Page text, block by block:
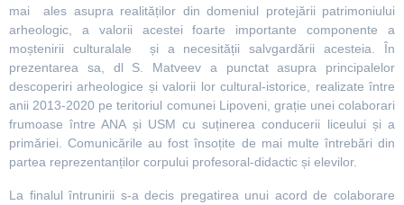
mai ales asupra realităților din domeniul protejării patrimoniului
arheologic, a valorii acestei foarte importante componente a
moștenirii culturalale și a necesității salvgardării acesteia. În
prezentarea sa, dl S. Matveev a punctat asupra principalelor
descoperiri arheologice și valorii lor cultural-istorice, realizate între
anii 2013-2020 pe teritoriul comunei Lipoveni, grație unei colaborari
frumoase între ANA și USM cu suținerea conducerii liceului și a
primăriei. Comunicările au fost însoțite de mai multe întrebări din
partea reprezentanților corpului profesoral-didactic și elevilor.
La finalul întrunirii s-a decis pregatirea unui acord de colaborare